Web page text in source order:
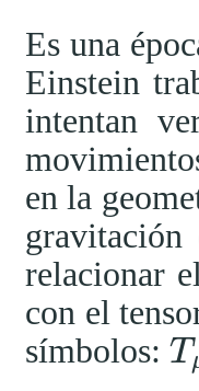
Es una
Einstein
intentan
en la
relacionar
con el
símbolos: T
Tμ ν